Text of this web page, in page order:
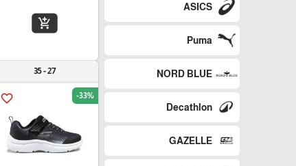
ASICS
Puma
NORD BLUE
Decathlon
GAZELLE
add_shopping_cart
27 - 35
favorite_border -33%